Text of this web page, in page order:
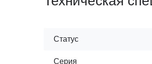
Статус
Серия